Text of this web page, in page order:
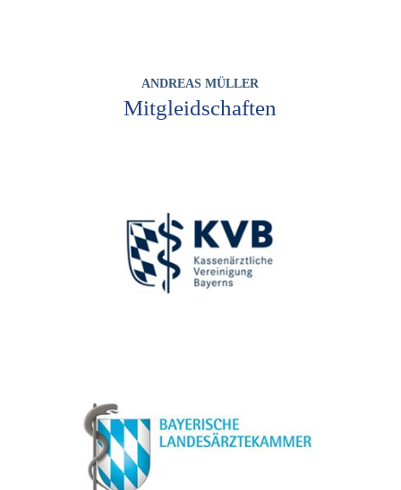
ANDREAS MÜLLER
Mitgleidschaften